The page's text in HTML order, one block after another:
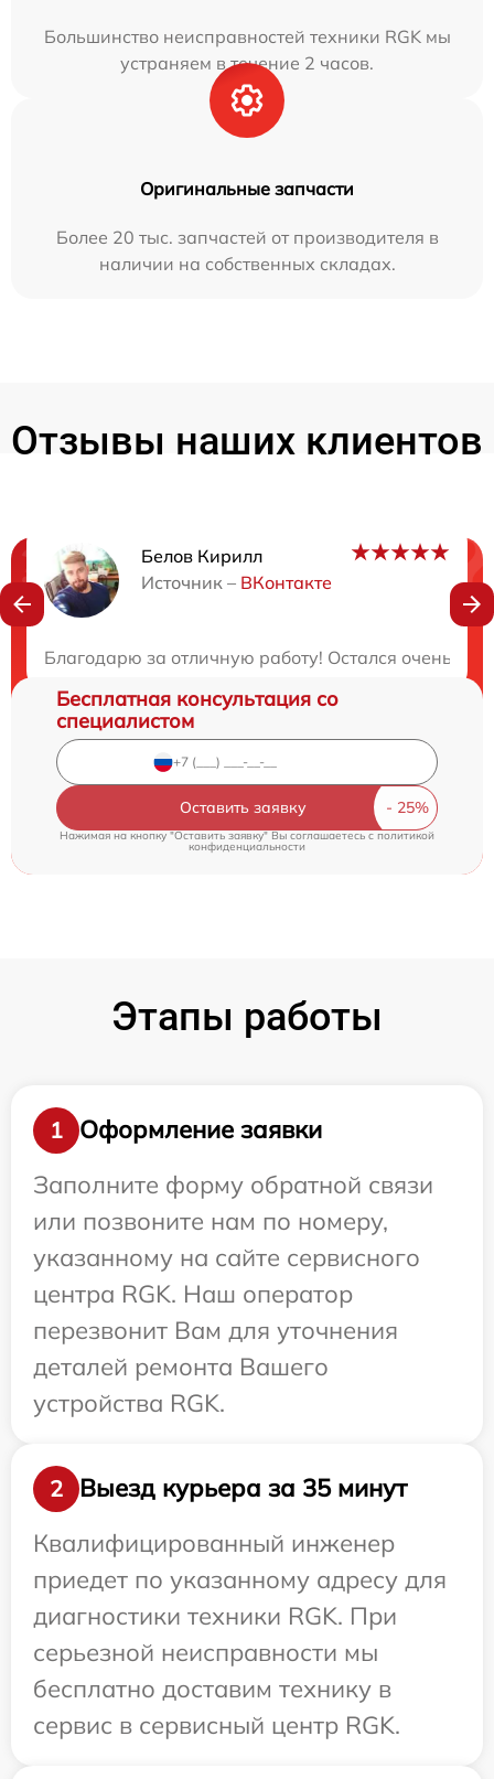
Большинство неисправностей техники RGK мы
устраняем в течение 2 часов.
Оригинальные запчасти
Более 20 тыс. запчастей от производителя в
наличии на собственных складах.
Отзывы наших клиентов
Белов Кирилл
Источник – ВКонтакте
Благодарю за отличную работу! Остался очень
Нужна консультация?
Бесплатная консультация со
специалистом
Оставить заявку
Нажимая на кнопку "Оставить заявку" Вы соглашаетесь cполитикой
конфиденциальности
Этапы работы
1
Оформление заявки
Заполните форму обратной связи
или позвоните нам по номеру,
указанному на сайте сервисного
центра RGK. Наш оператор
перезвонит Вам для уточнения
деталей ремонта Вашего
устройства RGK.
2
Выезд курьера за 35 минут
Квалифицированный инженер
приедет по указанному адресу для
диагностики техники RGK. При
серьезной неисправности мы
бесплатно доставим технику в
сервис в сервисный центр RGK.